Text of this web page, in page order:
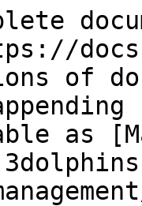
of
as